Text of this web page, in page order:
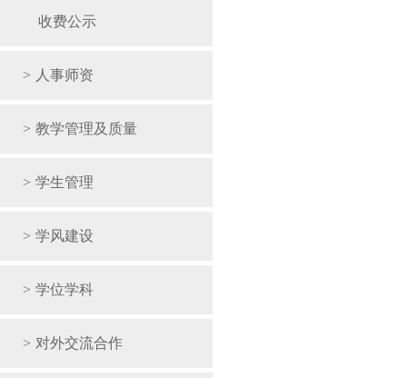
收费公示
> 人事师资
> 教学管理及质量
> 学生管理
> 学风建设
> 学位学科
> 对外交流合作